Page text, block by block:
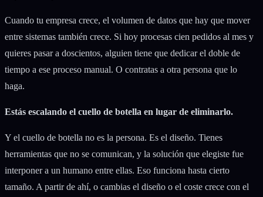
Cuando tu empresa crece, el volumen de datos que hay que mover
entre sistemas también crece. Si hoy procesas cien pedidos al mes y
quieres pasar a doscientos, alguien tiene que dedicar el doble de
tiempo a ese proceso manual. O contratas a otra persona que lo
haga.
Estás escalando el cuello de botella en lugar de eliminarlo.
Y el cuello de botella no es la persona. Es el diseño. Tienes
herramientas que no se comunican, y la solución que elegiste fue
interponer a un humano entre ellas. Eso funciona hasta cierto
tamaño. A partir de ahí, o cambias el diseño o el coste crece con el